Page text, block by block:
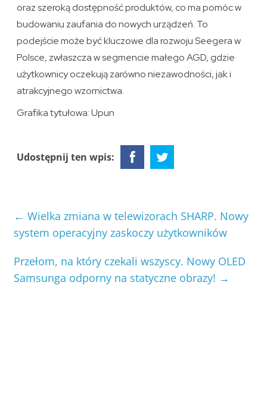
oraz szeroką dostępność produktów, co ma pomóc w
budowaniu zaufania do nowych urządzeń. To
podejście może być kluczowe dla rozwoju Seegera w
Polsce, zwłaszcza w segmencie małego AGD, gdzie
użytkownicy oczekują zarówno niezawodności, jak i
atrakcyjnego wzornictwa.
Grafika tytułowa: Upun
Udostępnij ten wpis:
← Wielka zmiana w telewizorach SHARP. Nowy
system operacyjny zaskoczy użytkowników
Przełom, na który czekali wszyscy. Nowy OLED
Samsunga odporny na statyczne obrazy! →